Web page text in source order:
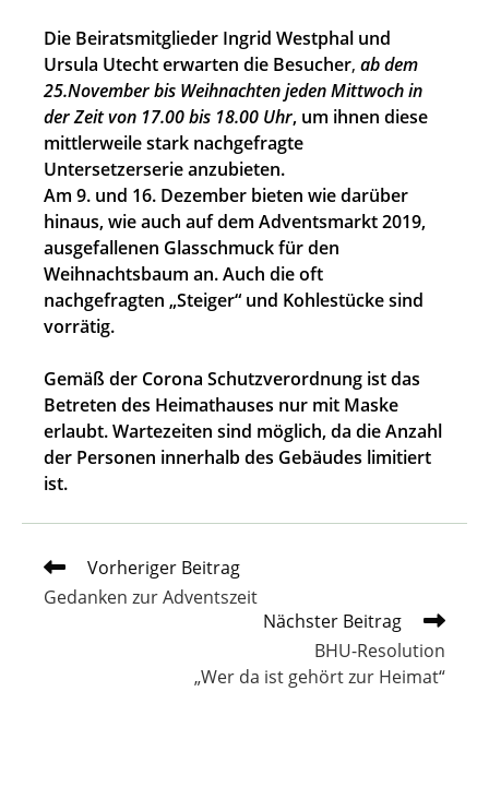
Die Beiratsmitglieder Ingrid Westphal und
Ursula Utecht erwarten die Besucher, ab dem
25.Novemberbis Weihnachtenjeden Mittwoch in
der Zeit von 17.00 bis 18.00 Uhr, um ihnen diese
mittlerweile stark nachgefragte
Untersetzerserie anzubieten.
Am 9. und 16. Dezember bieten wie darüber
hinaus, wie auch auf dem Adventsmarkt 2019,
ausgefallenen Glasschmuck für den
Weihnachtsbaum an.Auch die oft
nachgefragten „Steiger“ und Kohlestücke sind
vorrätig.
Gemäß der Corona Schutzverordnung ist das
Betreten des Heimathauses nur mit Maske
erlaubt. Wartezeiten sind möglich, da die Anzahl
der Personen innerhalb des Gebäudes limitiert
ist.
Weitere
Artikel
ansehen
Vorheriger Beitrag
Gedanken zur Adventszeit
Nächster Beitrag
BHU-Resolution
„Wer da ist gehört zur Heimat“